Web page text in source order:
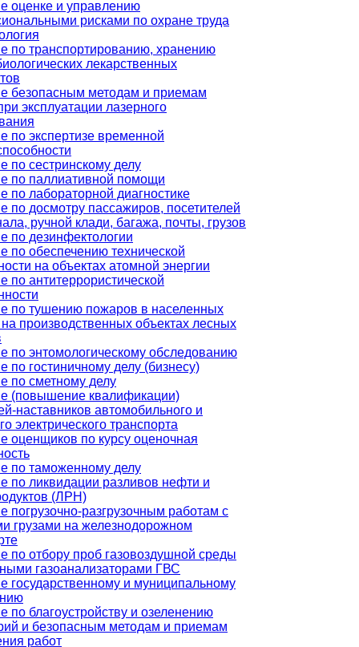
оценке и управлению
рисками по охране труда
по транспортированию, хранению
лекарственных
безопасным методам и приемам
эксплуатации лазерного
по экспертизе временной
по сестринскому делу
по паллиативной помощи
по лабораторной диагностике
по досмотру пассажиров, посетителей
ручной клади, багажа, почты, грузов
по дезинфектологии
по обеспечению технической
на объектах атомной энергии
по антитеррористической
по тушению пожаров в населенных
на производственных объектах лесных
по энтомологическому обследованию
по гостиничному делу (бизнесу)
по сметному делу
(повышение квалификации)
наставников автомобильного и
электрического транспорта
оценщиков по курсу оценочная
по таможенному делу
по ликвидации разливов нефти и
(ЛРН)
погрузочно-разгрузочным работам с
грузами на железнодорожном
по отбору проб газовоздушной среды
газоанализаторами ГВС
государственному и муниципальному
по благоустройству и озеленению
и безопасным методам и приемам
работ